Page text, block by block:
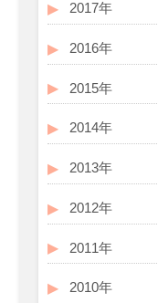
2017年
2016年
2015年
2014年
2013年
2012年
2011年
2010年